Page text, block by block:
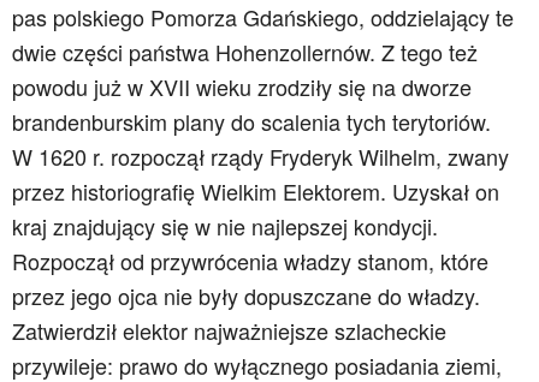
pas polskiego Pomorza Gdańskiego, oddzielający te
dwie części państwa Hohenzollernów. Z tego też
powodu już w XVII wieku zrodziły się na dworze
brandenburskim plany do scalenia tych terytoriów.
W 1620 r. rozpoczął rządy Fryderyk Wilhelm, zwany
przez historiografię Wielkim Elektorem. Uzyskał on
kraj znajdujący się w nie najlepszej kondycji.
Rozpoczął od przywrócenia władzy stanom, które
przez jego ojca nie były dopuszczane do władzy.
Zatwierdził elektor najważniejsze szlacheckie
przywileje: prawo do wyłącznego posiadania ziemi,